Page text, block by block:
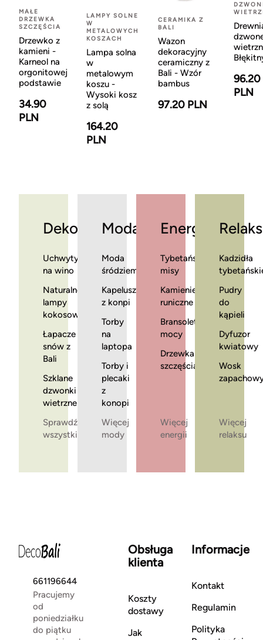
MAŁE
DRZEWKA
SZCZĘŚCIA
Drzewko z
kamieni -
Karneol na
orgonitowej
podstawie
34.90
PLN
LAMPY SOLNE
W
METALOWYCH
KOSZACH
Lampa solna
w
metalowym
koszu -
Wysoki kosz
z solą
164.20
PLN
CERAMIKA Z
BALI
Wazon
dekoracyjny
ceramiczny z
Bali - Wzór
bambus
97.20 PLN
96.20
PLN
Dekoracje
Uchwyty
na wino
Naturalne
lampy
kokosowe
Łapacze
snów z
Bali
Szklane
dzwonki
wietrzne
Sprawdź
wszystkie
Moda
Moda
śródziemnomorska
Kapelusze
z konpi
Torby
na
laptopa
Torby i
plecaki
z
konopi
Więcej
mody
Energia
Tybetańskie
misy
Kamienie
runiczne
Bransoletki
mocy
Drzewka
szczęścia
Więcej
energii
Relaks
Kadzidła
Pudry
do
kąpieli
Dyfuzor
kwiatowy
Wosk
Więcej
relaksu
661196644
Pracujemy
od
poniedziałku
do piątku
Obsługa
klienta
Koszty
dostawy
Jak
Informacje
Kontakt
Regulamin
Polityka